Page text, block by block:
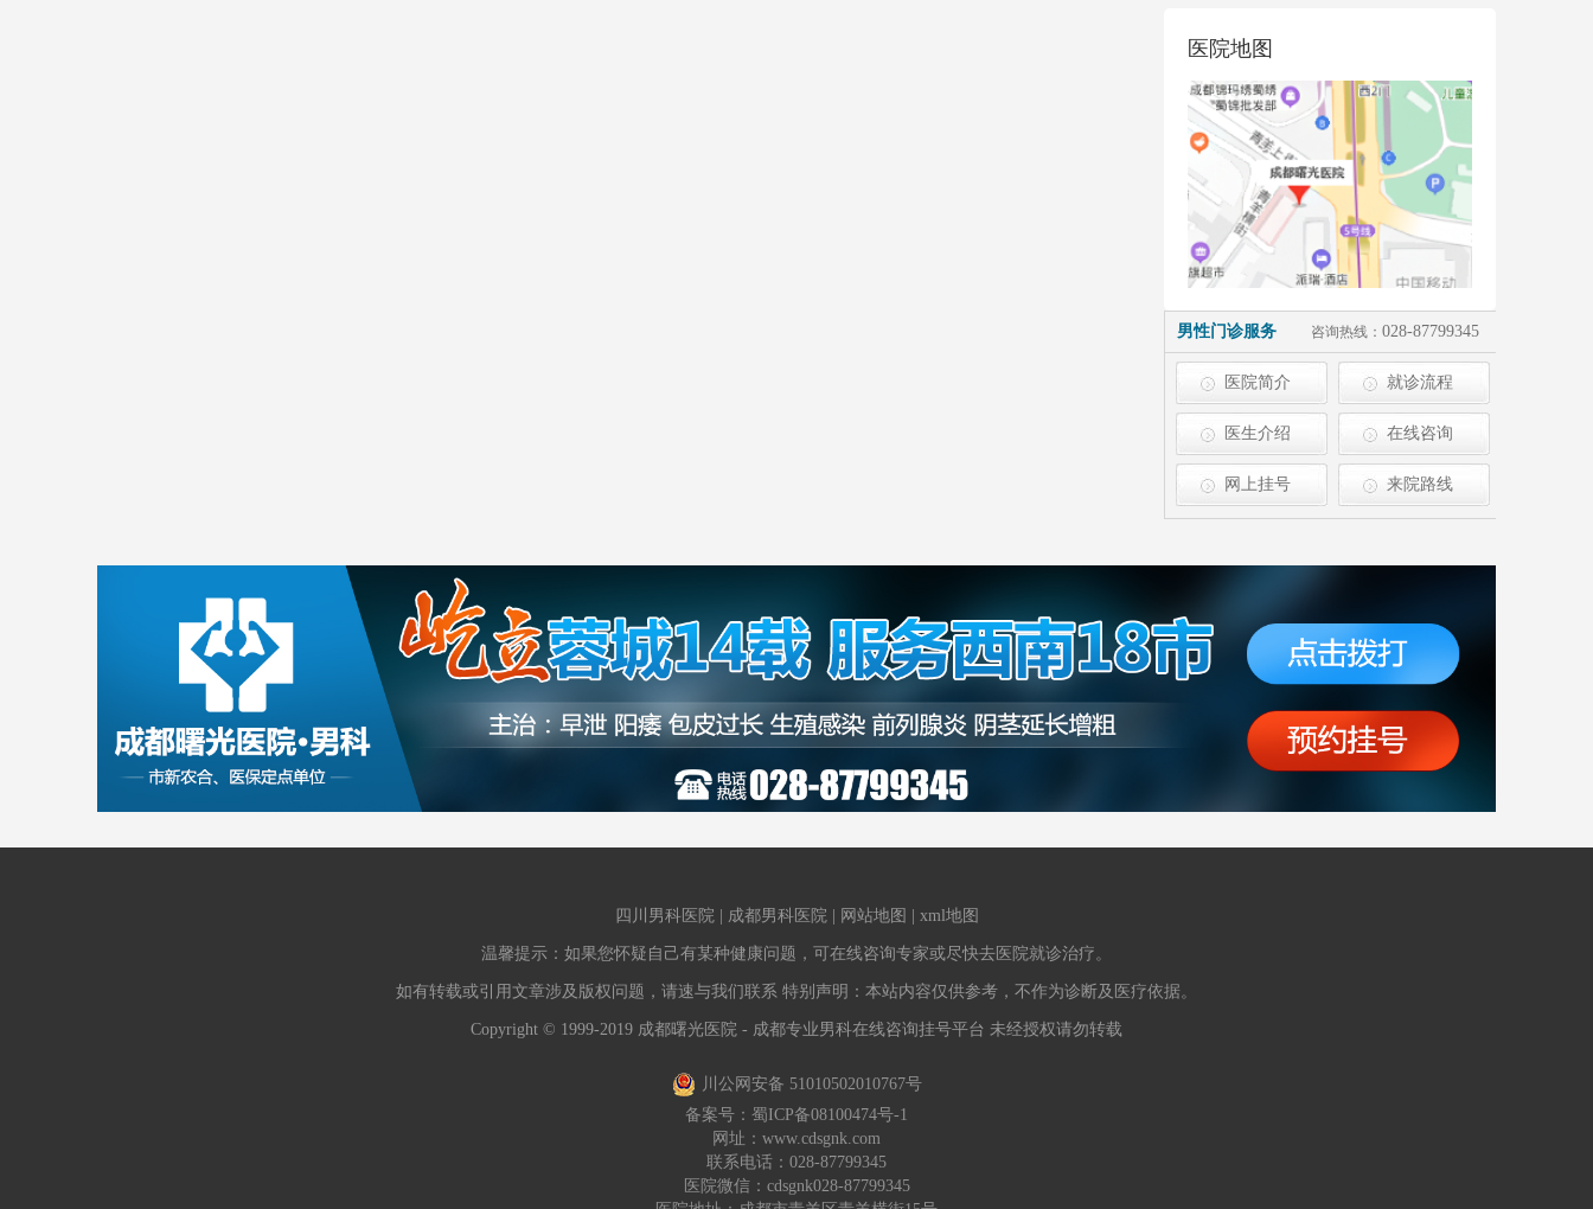
医院地图
男性门诊服务 咨询热线： 028-87799345
医院简介 就诊流程
医生介绍 在线咨询
网上挂号 来院路线
四川男科医院| 成都男科医院| 网站地图 xml地图
温馨提示：如果您怀疑自己有某种健康问题，可在线咨询专家或尽快去医院就诊治疗。
如有转载或引用文章涉及版权问题，请速与我们联系 特别声明：本站内容仅供参考，不作为诊断及医疗依据。
Copyright © 1999-2019 成都曙光医院 - 成都专业男科在线咨询挂号平台 未经授权请勿转载
川公网安备 51010502010767号
备案号： 蜀ICP备08100474号-1
网址： www.cdsgnk.com
联系电话：028-87799345
医院微信：cdsgnk028-87799345